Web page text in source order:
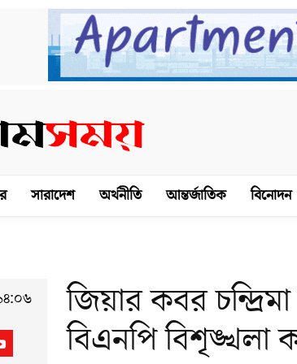
সারাদেশ অর্থনীতি আন্তর্জাতিক বিনোদন
জিয়ার কবর
বিএনপি বিশৃঙ্খলা